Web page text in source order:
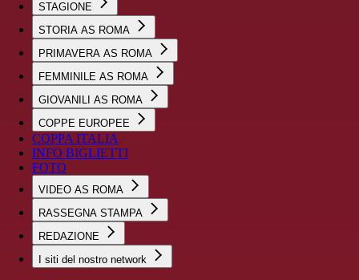
STAGIONE
STORIA AS ROMA
PRIMAVERA AS ROMA
FEMMINILE AS ROMA
GIOVANILI AS ROMA
COPPE EUROPEE
COPPA ITALIA
INFO BIGLIETTI
FOTO
VIDEO AS ROMA
RASSEGNA STAMPA
REDAZIONE
I siti del nostro network